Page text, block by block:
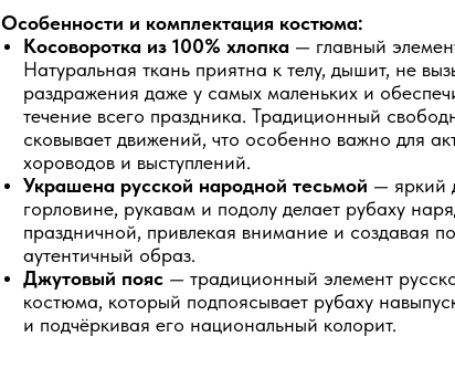
Особенности и комплектация костюма:
Косоворотка из 100% хлопка — главный
Натуральная ткань приятна к телу, дышит, не
раздражения даже у самых маленьких и
течение всего праздника. Традиционный
сковывает движений, что особенно важно для
хороводов и выступлений.
Украшена русской народной тесьмой — яркий
горловине, рукавам и подолу делает рубаху
праздничной, привлекая внимание и создавая
аутентичный образ.
Джутовый пояс — традиционный элемент
костюма, который подпоясывает рубаху
и подчёркивая его национальный колорит.